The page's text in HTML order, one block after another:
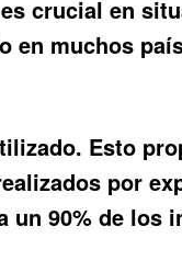
crucial en
muchos
Esto
por
90% de los